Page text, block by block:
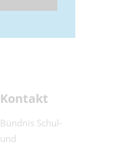
Kontakt
Bündnis Schul-
und